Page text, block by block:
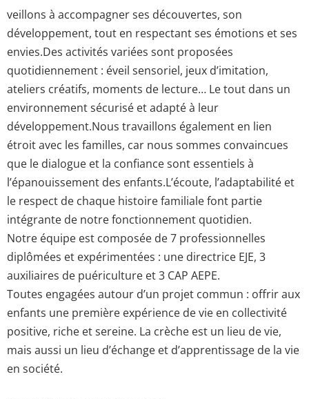
veillons à accompagner ses découvertes, son
développement, tout en respectant ses émotions et ses
envies.Des activités variées sont proposées
quotidiennement : éveil sensoriel, jeux d’imitation,
ateliers créatifs, moments de lecture… Le tout dans un
environnement sécurisé et adapté à leur
développement.Nous travaillons également en lien
étroit avec les familles, car nous sommes convaincues
que le dialogue et la confiance sont essentiels à
l’épanouissement des enfants.L’écoute, l’adaptabilité et
le respect de chaque histoire familiale font partie
intégrante de notre fonctionnement quotidien.
Notre équipe est composée de 7 professionnelles
diplômées et expérimentées : une directrice EJE, 3
auxiliaires de puériculture et 3 CAP AEPE.
Toutes engagées autour d’un projet commun : offrir aux
enfants une première expérience de vie en collectivité
positive, riche et sereine. La crèche est un lieu de vie,
mais aussi un lieu d’échange et d’apprentissage de la vie
en société.